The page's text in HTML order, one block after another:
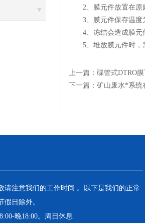
2、膜元件放置在原
3、膜元件保存温度
4、冻结会造成膜元
5、堆放膜元件时，
上一篇： 碟管式DTRO
下一篇： 矿山废水*系统
请注意我们的工作时间 。以下是我们的正常
假日除外。
晚18:00。周日休息